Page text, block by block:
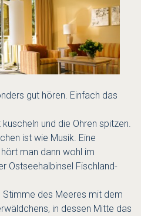
gut hören. Einfach das
und die Ohren spitzen.
ist wie Musik. Eine
man dann wohl im
Ostseehalbinsel Fischland-
Stimme des Meeres mit dem
in dessen Mitte das